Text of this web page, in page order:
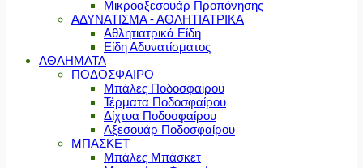
Μικροαξεσουάρ Προπόνησης
ΑΔΥΝΑΤΙΣΜΑ - ΑΘΛΗΤΙΑΤΡΙΚΑ
Αθλητιατρικά Είδη
Είδη Αδυνατίσματος
ΑΘΛΗΜΑΤΑ
ΠΟΔΟΣΦΑΙΡΟ
Μπάλες Ποδοσφαίρου
Τέρματα Ποδοσφαίρου
Δίχτυα Ποδοσφαίρου
Αξεσουάρ Ποδοσφαίρου
ΜΠΑΣΚΕΤ
Μπάλες Μπάσκετ